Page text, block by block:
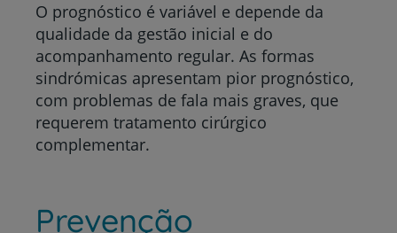
O prognóstico é variável e depende da
qualidade da gestão inicial e do
acompanhamento regular. As formas
sindrómicas apresentam pior prognóstico,
com problemas de fala mais graves, que
requerem tratamento cirúrgico
complementar.
Prevenção